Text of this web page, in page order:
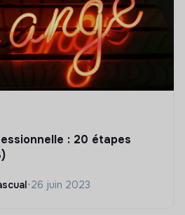
: 20 étapes
•26 juin 2023